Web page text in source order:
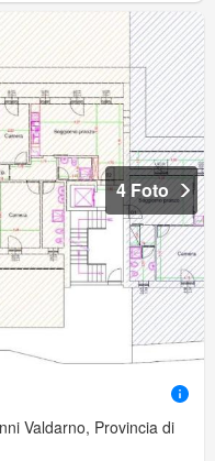
4 Foto
Valdarno, Provincia di